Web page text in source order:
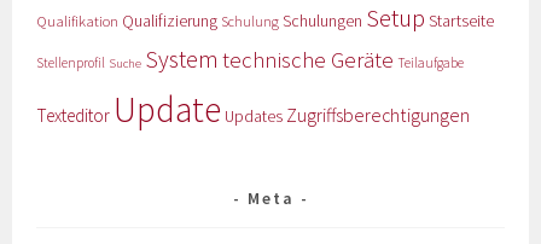
Qualifikation Qualifizierung Schulung Schulungen Setup Startseite
Stellenprofil Suche System technische Geräte Teilaufgabe
Texteditor Update Updates Zugriffsberechtigungen
Meta